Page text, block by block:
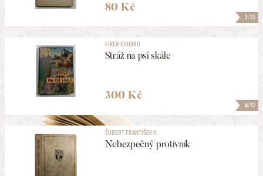
7/10
80 Kč
6/10
FIKER EDUARD
Stráž na psí skále
300 Kč
ŠUBERT FRANTIŠEK H.
Nebezpečný protivník